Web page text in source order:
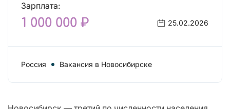
Зарплата:
1 000 000 ₽ 25.02.2026
Россия Вакансия в Новосибирске